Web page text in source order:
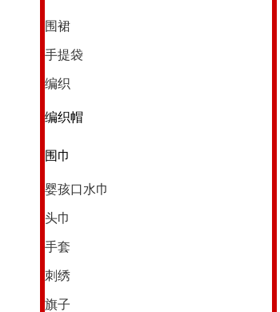
围裙
手提袋
编织
编织帽
围巾
婴孩口水巾
头巾
手套
刺绣
旗子